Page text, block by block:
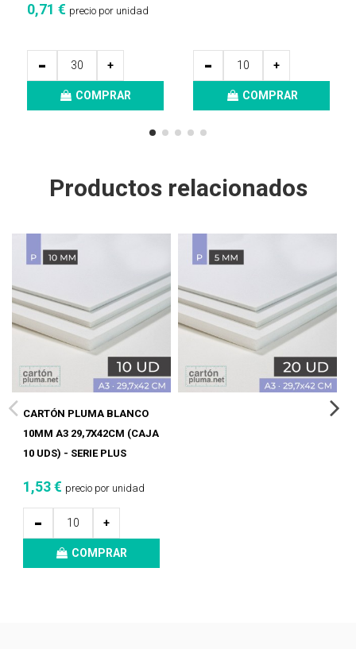
0,71 € precio por unidad
+
-
COMPRAR
+
-
COMPRAR
Productos relacionados
CARTÓN PLUMA BLANCO
10MM A3 29,7X42CM (CAJA
10 UDS) - SERIE PLUS
1,53 € precio por unidad
+
-
COMPRAR